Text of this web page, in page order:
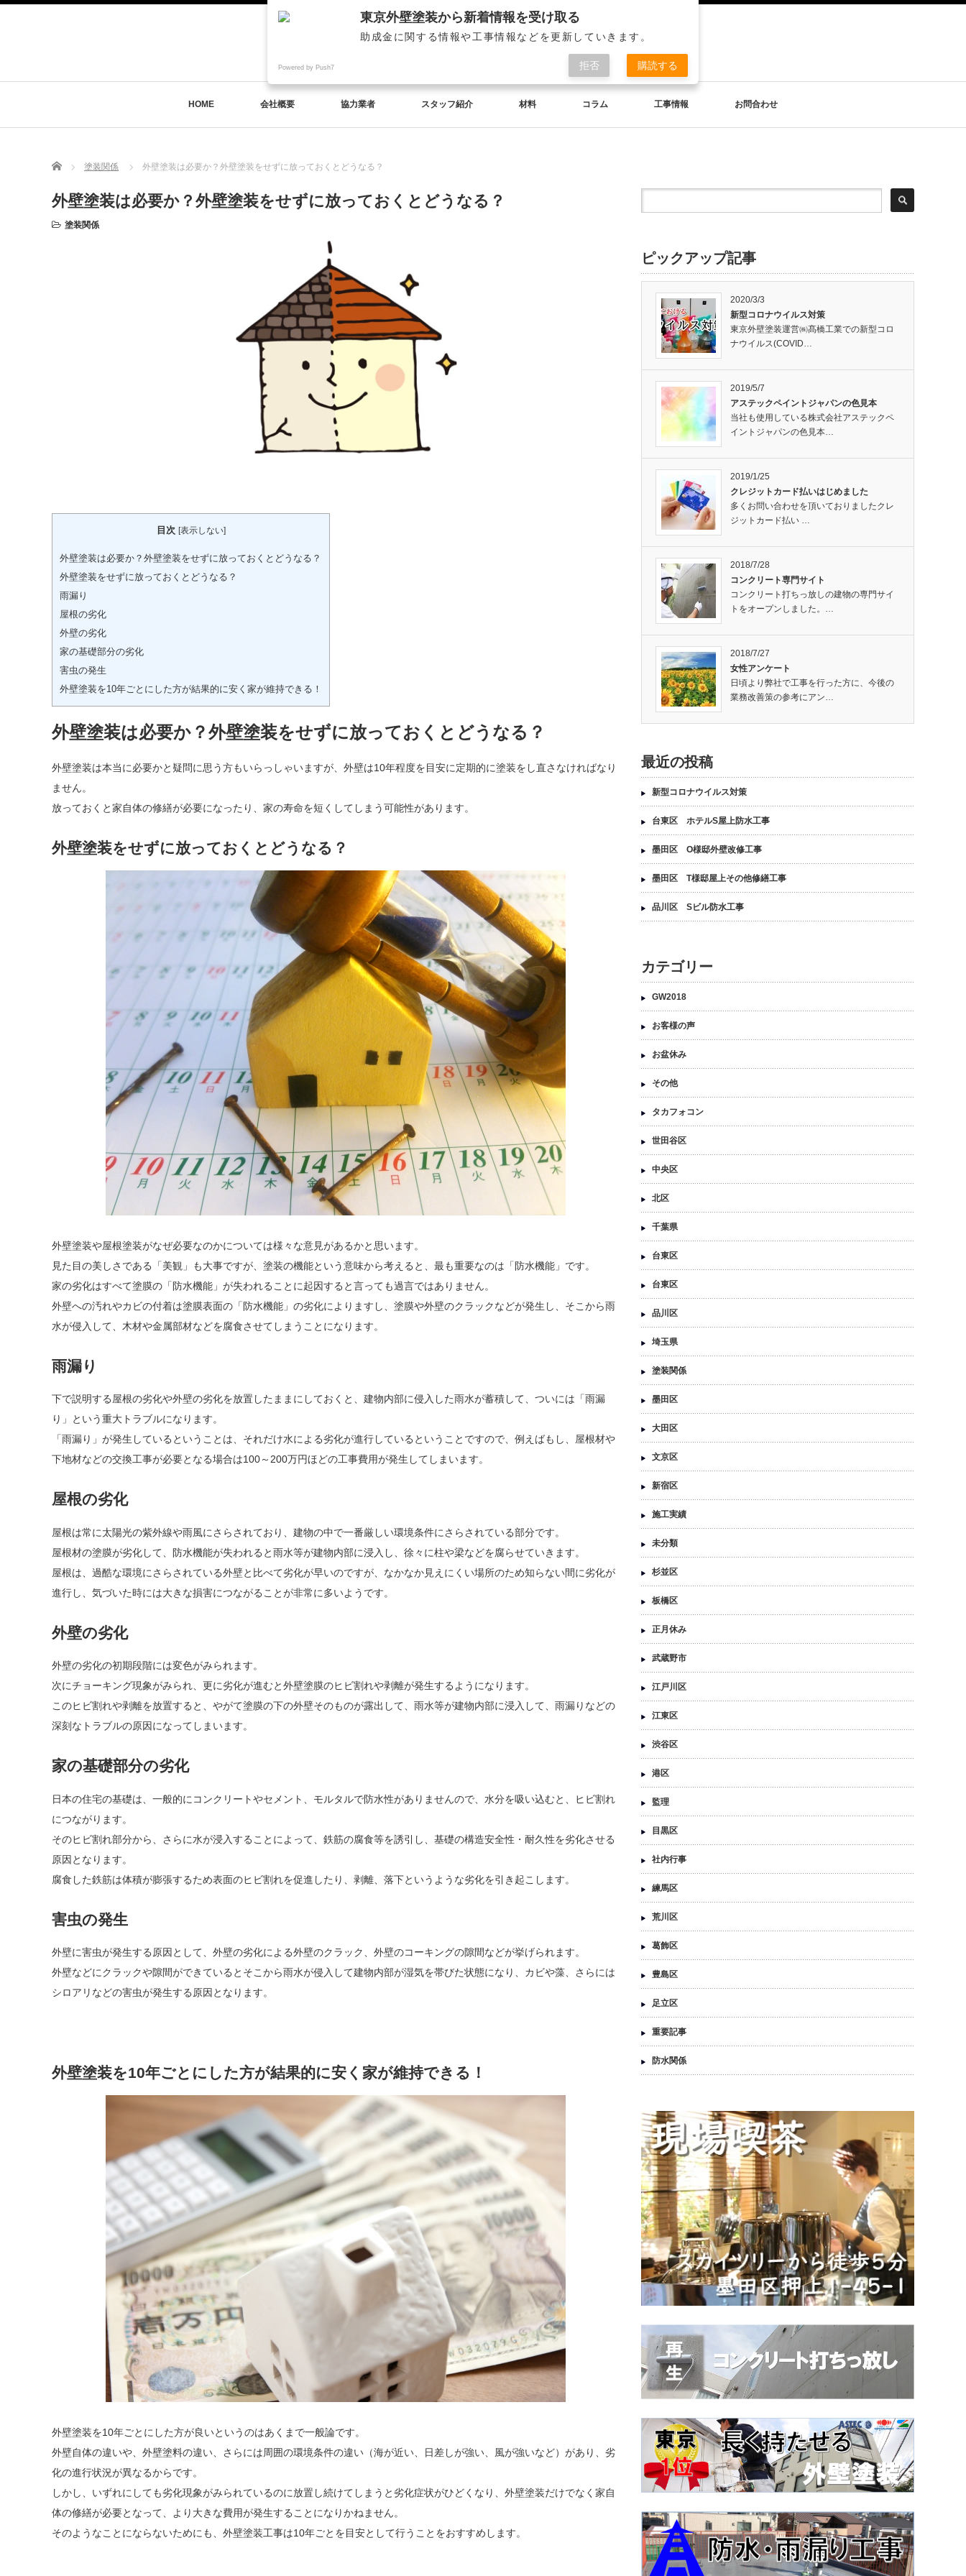
HOME 会社概要 協力業者 スタッフ紹介 材料 コラム 工事情報 お問合わせ
Home 塗装関係 外壁塗装は必要か？外壁塗装をせずに放っておくとどうなる？
外壁塗装は必要か？外壁塗装をせずに放っておくとどうなる？
塗装関係
目次 [表示しない]
外壁塗装は必要か？外壁塗装をせずに放っておくとどうなる？
外壁塗装をせずに放っておくとどうなる？
雨漏り
屋根の劣化
外壁の劣化
家の基礎部分の劣化
害虫の発生
外壁塗装を10年ごとにした方が結果的に安く家が維持できる！
外壁塗装は必要か？外壁塗装をせずに放っておくとどうなる？
外壁塗装は本当に必要かと疑問に思う方もいらっしゃいますが、外壁は10年程度を目安に定期的に塗装をし直さなければなり
ません。
放っておくと家自体の修繕が必要になったり、家の寿命を短くしてしまう可能性があります。
外壁塗装をせずに放っておくとどうなる？
外壁塗装や屋根塗装がなぜ必要なのかについては様々な意見があるかと思います。
見た目の美しさである「美観」も大事ですが、塗装の機能という意味から考えると、最も重要なのは「防水機能」です。
家の劣化はすべて塗膜の「防水機能」が失われることに起因すると言っても過言ではありません。
外壁への汚れやカビの付着は塗膜表面の「防水機能」の劣化によりますし、塗膜や外壁のクラックなどが発生し、そこから雨
水が侵入して、木材や金属部材などを腐食させてしまうことになります。
雨漏り
下で説明する屋根の劣化や外壁の劣化を放置したままにしておくと、建物内部に侵入した雨水が蓄積して、ついには「雨漏
り」という重大トラブルになります。
「雨漏り」が発生しているということは、それだけ水による劣化が進行しているということですので、例えばもし、屋根材や
下地材などの交換工事が必要となる場合は100～200万円ほどの工事費用が発生してしまいます。
屋根の劣化
屋根は常に太陽光の紫外線や雨風にさらされており、建物の中で一番厳しい環境条件にさらされている部分です。
屋根材の塗膜が劣化して、防水機能が失われると雨水等が建物内部に浸入し、徐々に柱や梁などを腐らせていきます。
屋根は、過酷な環境にさらされている外壁と比べて劣化が早いのですが、なかなか見えにくい場所のため知らない間に劣化が
進行し、気づいた時には大きな損害につながることが非常に多いようです。
外壁の劣化
外壁の劣化の初期段階には変色がみられます。
次にチョーキング現象がみられ、更に劣化が進むと外壁塗膜のヒビ割れや剥離が発生するようになります。
このヒビ割れや剥離を放置すると、やがて塗膜の下の外壁そのものが露出して、雨水等が建物内部に浸入して、雨漏りなどの
深刻なトラブルの原因になってしまいます。
家の基礎部分の劣化
日本の住宅の基礎は、一般的にコンクリートやセメント、モルタルで防水性がありませんので、水分を吸い込むと、ヒビ割れ
につながります。
そのヒビ割れ部分から、さらに水が浸入することによって、鉄筋の腐食等を誘引し、基礎の構造安全性・耐久性を劣化させる
原因となります。
腐食した鉄筋は体積が膨張するため表面のヒビ割れを促進したり、剥離、落下というような劣化を引き起こします。
害虫の発生
外壁に害虫が発生する原因として、外壁の劣化による外壁のクラック、外壁のコーキングの隙間などが挙げられます。
外壁などにクラックや隙間ができているとそこから雨水が侵入して建物内部が湿気を帯びた状態になり、カビや藻、さらには
シロアリなどの害虫が発生する原因となります。
外壁塗装を10年ごとにした方が結果的に安く家が維持できる！
外壁塗装を10年ごとにした方が良いというのはあくまで一般論です。
外壁自体の違いや、外壁塗料の違い、さらには周囲の環境条件の違い（海が近い、日差しが強い、風が強いなど）があり、劣
化の進行状況が異なるからです。
しかし、いずれにしても劣化現象がみられているのに放置し続けてしまうと劣化症状がひどくなり、外壁塗装だけでなく家自
体の修繕が必要となって、より大きな費用が発生することになりかねません。
そのようなことにならないためにも、外壁塗装工事は10年ごとを目安として行うことをおすすめします。
ピックアップ記事
2020/3/3
新型コロナウイルス対策
東京外壁塗装運営㈱髙橋工業での新型コロ
ナウイルス(COVID…
2019/5/7
アステックペイントジャパンの色見本
当社も使用している株式会社アステックペ
イントジャパンの色見本…
2019/1/25
クレジットカード払いはじめました
多くお問い合わせを頂いておりましたクレ
ジットカード払い …
2018/7/28
コンクリート専門サイト
コンクリート打ちっ放しの建物の専門サイ
トをオープンしました。…
2018/7/27
女性アンケート
日頃より弊社で工事を行った方に、今後の
業務改善策の参考にアン…
最近の投稿
新型コロナウイルス対策
台東区 ホテルS屋上防水工事
墨田区 O様邸外壁改修工事
墨田区 T様邸屋上その他修繕工事
品川区 Sビル防水工事
カテゴリー
GW2018
お客様の声
お盆休み
その他
タカフォコン
世田谷区
中央区
北区
千葉県
台東区
台東区
品川区
埼玉県
塗装関係
墨田区
大田区
文京区
新宿区
施工実績
未分類
杉並区
板橋区
正月休み
武蔵野市
江戸川区
江東区
渋谷区
港区
監理
目黒区
社内行事
練馬区
荒川区
葛飾区
豊島区
足立区
重要記事
防水関係
東京外壁塗装から新着情報を受け取る
助成金に関する情報や工事情報などを更新していきます。
Powered by Push7 拒否 購読する